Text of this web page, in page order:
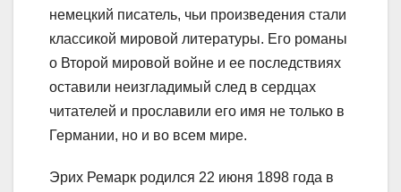
немецкий писатель, чьи произведения стали
классикой мировой литературы. Его романы
о Второй мировой войне и ее последствиях
оставили неизгладимый след в сердцах
читателей и прославили его имя не только в
Германии, но и во всем мире.
Эрих Ремарк родился 22 июня 1898 года в